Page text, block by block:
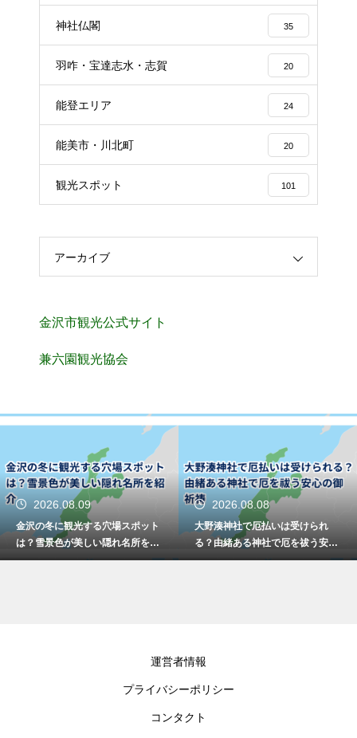
神社仏閣 35
羽咋・宝達志水・志賀 20
能登エリア 24
能美市・川北町 20
観光スポット 101
アーカイブ
金沢市観光公式サイト
兼六園観光協会
2026.08.08
大野湊神社で厄払いは受けられ
る？由緒ある神社で厄を祓う安心
の御祈祷
2026.08.08
石川県の浸水ハザードマップの見
方は？色や記号の意味をわかりや
すく解説
運営者情報
プライバシーポリシー
コンタクト